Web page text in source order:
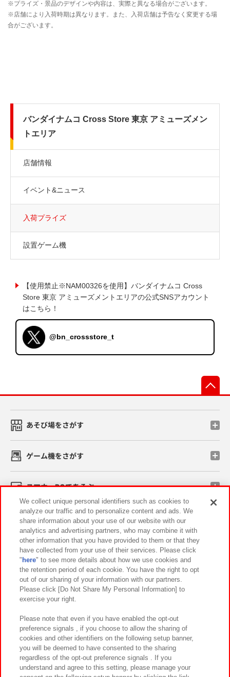
バンダイナムコ Cross Store 東京 アミューズメン
トエリア
店舗情報
イベント&ニュース
入荷プライズ
設置ゲーム機
【使用禁止※NAM00326を使用】バンダイナムコ Cross
Store 東京 アミューズメントエリアの公式SNSアカウント
はこちら！
@bn_crossstore_t
あそび場をさがす
ゲーム機をさがす
スマホ・PCであそぶ
イベント・キャンペーン
関連会社 サステナビリティ サイトポリシー
プライバシーポリシー ウェブアクセシビリティ方針と検証結果
お取引先さまとともに
カスタマーハラスメント対応方針 よくあるご質問・お問い合わせ
We collect unique personal identifiers such as cookies to
analyze our traffic and to personalize content and ads. We
share information about your use of our website with our
analytics and advertising partners, who may combine it with
other information that you have provided to them or that they
have collected from your use of their services. Please click
" here" to see more details about how we use cookies and
the retention period of each cookie. You have the right to opt
out of our sharing of your information with our partners.
Please click [Do Not Share My Personal Information] to
exercise your right.
Please note that even if you have enabled the opt-out
preference signals , if you choose to allow the sharing of
cookies and other identifiers on the following setup banner,
you will be deemed to have consented to the sharing
regardless of the opt-out preference signals . If you
understand and agree to this setting, please manage your